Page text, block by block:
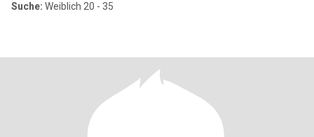
Suche: Weiblich 20 - 35